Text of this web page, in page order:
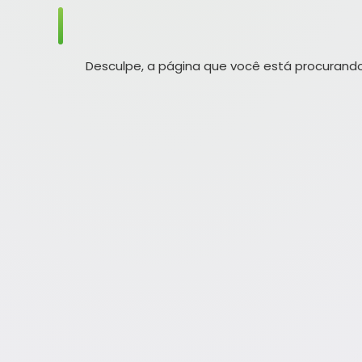
Desculpe, a página que você está